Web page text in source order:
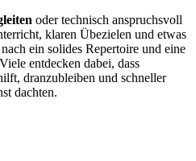
oder technisch anspruchsvoll
klaren Übezielen und etwas
ein solides Repertoire und eine
entdecken dabei, dass
dranzubleiben und schneller
dachten.